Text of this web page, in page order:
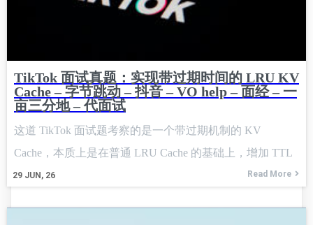
TikTok 面试真题：实现带过期时间的 LRU KV
Cache – 字节跳动 – 抖音 – VO help – 面经 – 一
亩三分地 – 代面试
29 JUN, 26
这道 TikTok 面试题考察的是一个带过期机制的 KV
Cache，本质上是在普通 LRU Cache 的基础上，增加 TTL
过期判断。
Read More